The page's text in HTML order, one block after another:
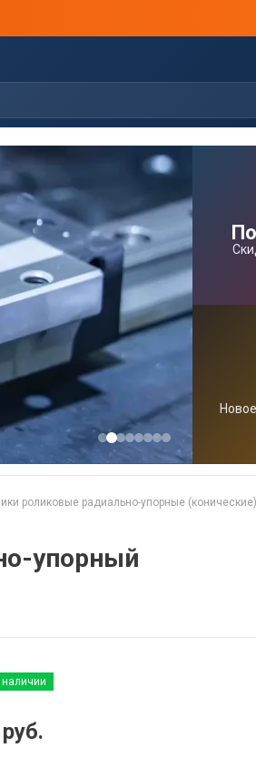
роликовые радиально-упорные (конические)
упорный
наличии
руб.